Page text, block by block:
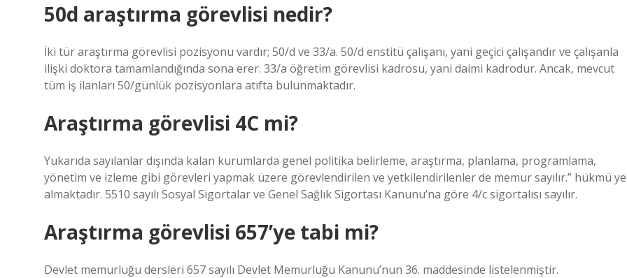
50d araştırma görevlisi nedir?
İki tür araştırma görevlisi pozisyonu vardır; 50/d ve 33/a. 50/d enstitü çalışanı, yani geçici çalışandır ve çalışanla
ilişki doktora tamamlandığında sona erer. 33/a öğretim görevlisi kadrosu, yani daimi kadrodur. Ancak, mevcut
tüm iş ilanları 50/günlük pozisyonlara atıfta bulunmaktadır.
Araştırma görevlisi 4C mi?
Yukarıda sayılanlar dışında kalan kurumlarda genel politika belirleme, araştırma, planlama, programlama,
yönetim ve izleme gibi görevleri yapmak üzere görevlendirilen ve yetkilendirilenler de memur sayılır.” hükmü
almaktadır. 5510 sayılı Sosyal Sigortalar ve Genel Sağlık Sigortası Kanunu’na göre 4/c sigortalısı sayılır.
Araştırma görevlisi 657’ye tabi mi?
Devlet memurluğu dersleri 657 sayılı Devlet Memurluğu Kanunu’nun 36. maddesinde listelenmiştir.